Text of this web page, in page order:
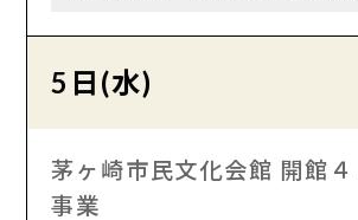
5日(水)
茅ヶ崎市民文化会館 開館
事業